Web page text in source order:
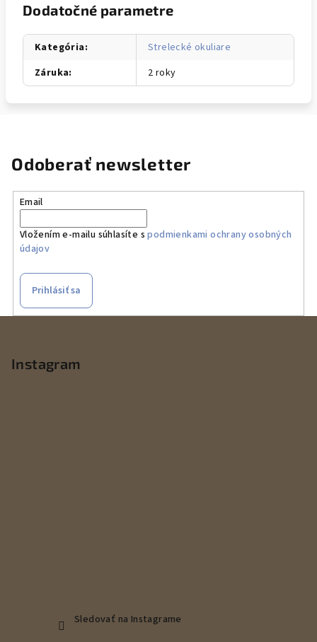
Dodatočné parametre
Kategória:
Strelecké okuliare
Záruka: 2 roky
Odoberať newsletter
Email
Vložením e-mailu súhlasíte spodmienkami ochrany osobných
údajov
Prihlásiť sa
Instagram
Sledovať na Instagrame